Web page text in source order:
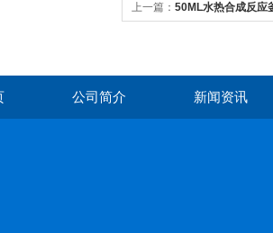
上一篇： 50ML水热合成反应
公司简介 新闻资讯